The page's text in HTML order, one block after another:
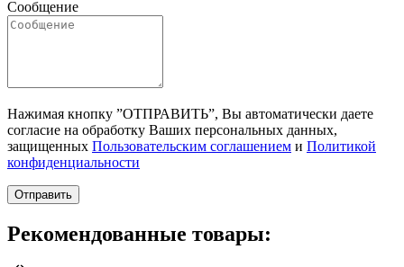
Сообщение
Нажимая кнопку ”ОТПРАВИТЬ”, Вы автоматически даете
согласие на обработку Ваших персональных данных,
защищенных Пользовательским соглашением и Политикой
конфиденциальности
Отправить
Рекомендованные товары: